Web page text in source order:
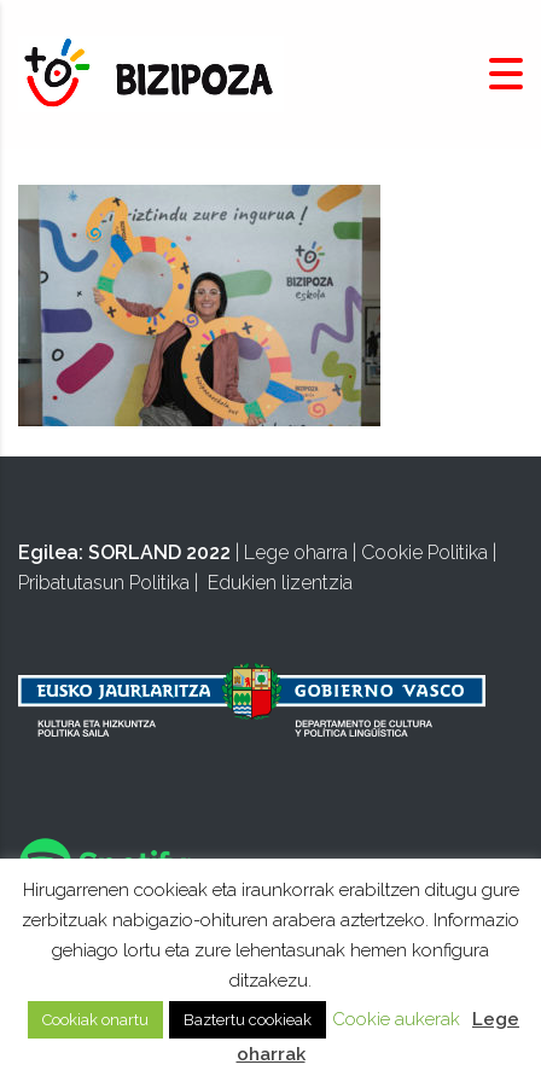
Egilea: SORLAND 2022 Lege oharra Cookie Politika
Pribatutasun Politika
Edukien lizentzia
Hirugarrenen cookieak eta iraunkorrak erabiltzen ditugu gure
zerbitzuak nabigazio-ohituren arabera aztertzeko. Informazio
gehiago lortu eta zure lehentasunak hemen konfigura
ditzakezu.
Cookiak onartu Baztertu cookieak Cookie aukerak
Lege
oharrak